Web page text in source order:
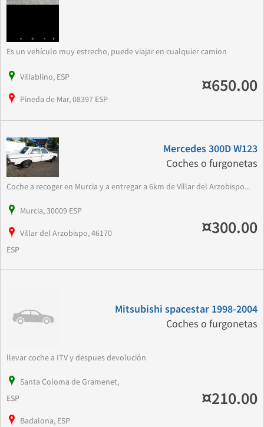
Es un vehículo muy estrecho, puede viajar en cualquier camion
Villablino, ESP
Pineda de Mar, 08397 ESP
¤650.00
Mercedes 300D W123
Coches o furgonetas
Coche a recoger en Murcia y a entregar a 6km de Villar del Arzobispo...
Murcia, 30009 ESP
Villar del Arzobispo, 46170
ESP
¤300.00
Mitsubishi spacestar 1998-2004
Coches o furgonetas
llevar coche a ITV y despues devolución
Santa Coloma de Gramenet,
ESP
Badalona, ESP
¤210.00